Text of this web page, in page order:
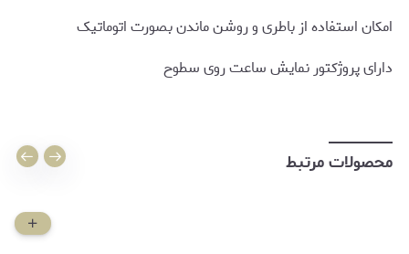
امکان استفاده از باطری و روشن ماندن بصورت اتوماتیک
دارای پروژکتور نمایش ساعت روی سطوح
محصولات مرتبط